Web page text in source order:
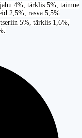
4%, tärklis 5%, taimne
2,5%, rasva 5,5%
5%, tärklis 1,6%,